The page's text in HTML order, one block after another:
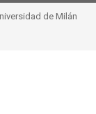
Politécnica Federal